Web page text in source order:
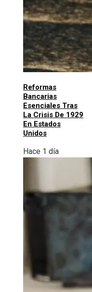
Reformas
Bancarias
Esenciales Tras
La Crisis De 1929
En Estados
Unidos
Hace 1 día